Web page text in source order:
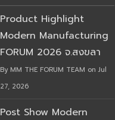
Product Highlight
Modern Manufacturing
FORUM 2026 จ.สงขลา
By MM THE FORUM TEAM on Jul
27, 2026
Post Show Modern